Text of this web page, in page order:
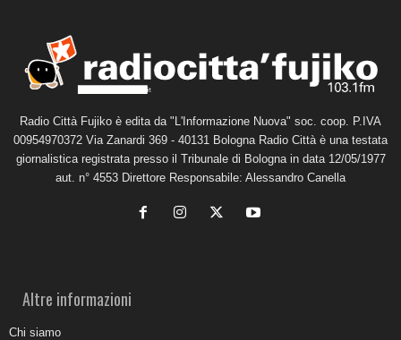
Radio Città Fujiko è edita da "L'Informazione Nuova" soc. coop. P.IVA
00954970372 Via Zanardi 369 - 40131 Bologna Radio Città è una testata
giornalistica registrata presso il Tribunale di Bologna in data 12/05/1977
aut. n° 4553 Direttore Responsabile: Alessandro Canella
Altre informazioni
Chi siamo